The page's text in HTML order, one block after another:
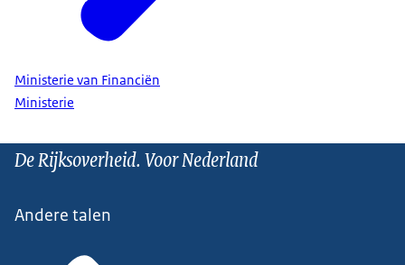
Ministerie van Financiën
Ministerie
De Rijksoverheid. Voor Nederland
Andere talen